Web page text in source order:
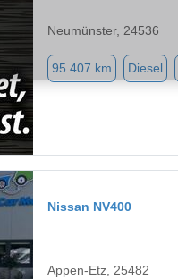
Neumünster, 24536
95.407 km Diesel
Nissan NV400
Appen-Etz, 25482